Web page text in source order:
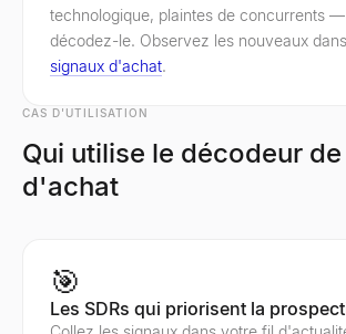
technologique, plaintes de concurrents
décodez-le. Observez les nouveaux
signaux d'achat.
CAS D'UTILISATION
Qui utilise le décodeur
d'achat
🎯
Les SDRs qui priorisent la